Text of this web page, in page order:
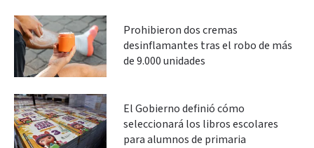
Prohibieron dos cremas
desinflamantes tras el robo de más
de 9.000 unidades
El Gobierno definió cómo
seleccionará los libros escolares
para alumnos de primaria